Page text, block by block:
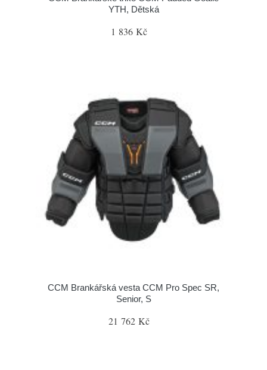
YTH, Dětská
1 836 Kč
CCM Brankářská vesta CCM Pro Spec SR,
Senior, S
21 762 Kč